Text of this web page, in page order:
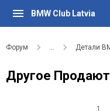
BMW Club Latvia
Форум ... Детали
Другое
1